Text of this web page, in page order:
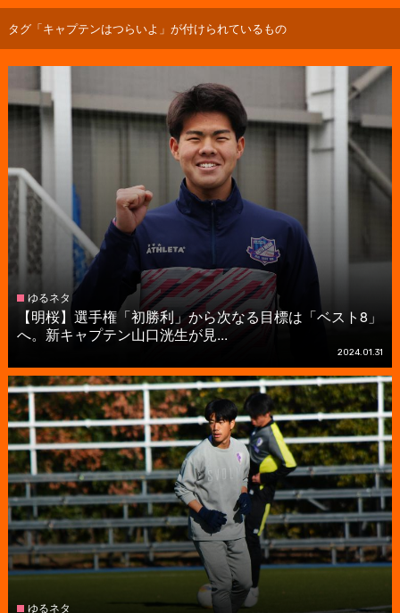
タグ「キャプテンはつらいよ」が付けられているもの
ゆるネタ
【明桜】選手権「初勝利」から次なる目標は「ベスト8」
へ。新キャプテン山口洸生が見...
2024.01.31
ゆるネタ